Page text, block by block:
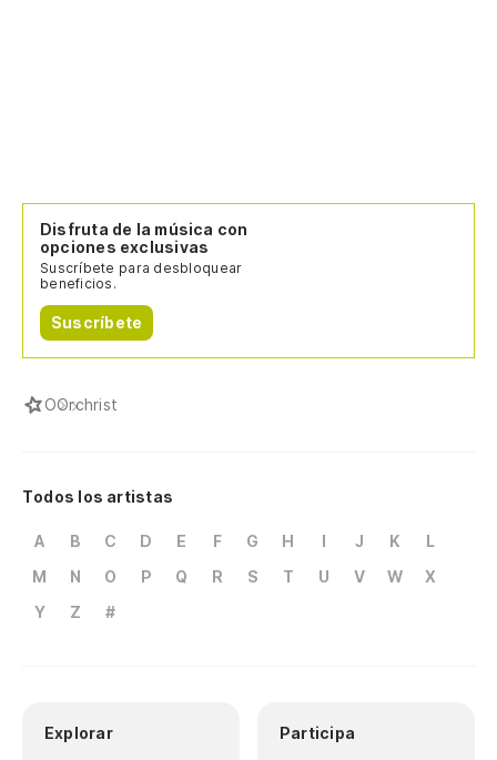
Disfruta de la música con
opciones exclusivas
Suscríbete para desbloquear
beneficios.
Suscríbete
OOrchrist
Todos los artistas
A B C D E F G H I J K
L
M
N O P Q R S T U V W
X
Y
Z #
Explorar Participa